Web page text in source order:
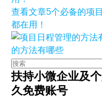
查看文章5个必备的项
都在用！
的方法有哪些
扶持小微企业及
久免费账号